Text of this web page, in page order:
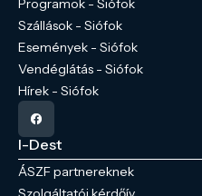
Szállások - Siófok
Események - Siófok
Vendéglátás - Siófok
Hírek - Siófok
I-Dest
ÁSZF partnereknek